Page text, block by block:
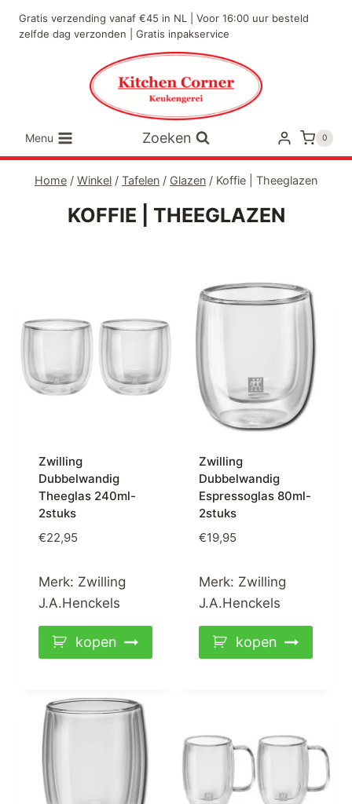
naar
Gratis verzending vanaf €45 in NL | Voor 16:00 uur besteld
zelfde dag verzonden | Gratis inpakservice
Menu Zoeken 0
Home / Winkel / Tafelen / Glazen / Koffie | Theeglazen
KOFFIE | THEEGLAZEN
Zwilling
Dubbelwandig
Theeglas 240ml-
2stuks
€22,95
Merk: Zwilling
J.A.Henckels
kopen
Zwilling
Dubbelwandig
Espressoglas 80ml-
2stuks
€19,95
Merk: Zwilling
J.A.Henckels
kopen